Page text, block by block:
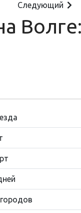
Следующий